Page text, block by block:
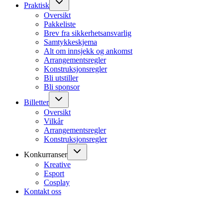
Praktisk
Oversikt
Pakkeliste
Brev fra sikkerhetsansvarlig
Samtykkeskjema
Alt om innsjekk og ankomst
Arrangementsregler
Konstruksjonsregler
Bli utstiller
Bli sponsor
Billetter
Oversikt
Vilkår
Arrangementsregler
Konstruksjonsregler
Konkurranser
Kreative
Esport
Cosplay
Kontakt oss